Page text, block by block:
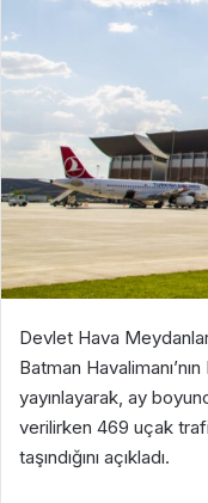
Devlet Hava
Batman
yayınlayarak, ay
verilirken 469 uçak
taşındığını açıkladı.